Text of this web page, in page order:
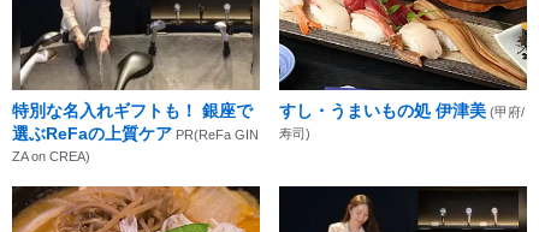
特別な名入れギフトも！ 銀座で
選ぶReFaの上質ケア PR(ReFa GIN
ZA on CREA)
すし・うまいもの処 伊津美 (甲府/
寿司)